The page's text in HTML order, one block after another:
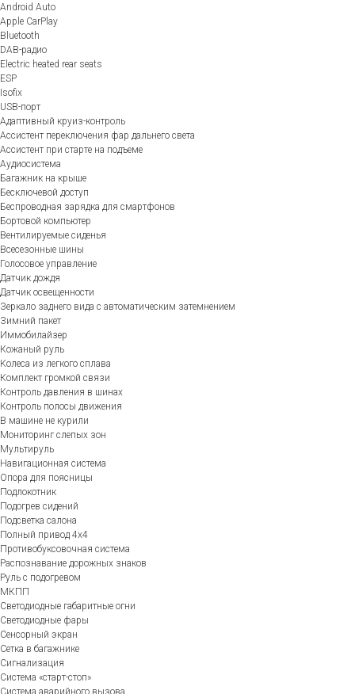
Android Auto
Apple CarPlay
Bluetooth
DAB-радио
Electric heated rear seats
ESP
Isofix
USB-порт
Адаптивный круиз-контроль
Ассистент переключения фар дальнего света
Ассистент при старте на подъеме
Аудиосистема
Багажник на крыше
Бесключевой доступ
Беспроводная зарядка для смартфонов
Бортовой компьютер
Вентилируемые сиденья
Всесезонные шины
Голосовое управление
Датчик дождя
Датчик освещенности
Зеркало заднего вида с автоматическим затемнением
Зимний пакет
Иммобилайзер
Кожаный руль
Колеса из легкого сплава
Комплект громкой связи
Контроль давления в шинах
Контроль полосы движения
В машине не курили
Мониторинг слепых зон
Мультируль
Навигационная система
Опора для поясницы
Подлокотник
Подогрев сидений
Подсветка салона
Полный привод 4х4
Противобуксовочная система
Распознавание дорожных знаков
Руль с подогревом
МКПП
Светодиодные габаритные огни
Светодиодные фары
Сенсорный экран
Сетка в багажнике
Сигнализация
Система «старт-стоп»
Система аварийного вызова